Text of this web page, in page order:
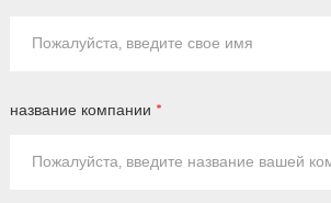
название компании *